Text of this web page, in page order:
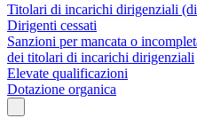
Titolari di incarichi dirigenziali
Dirigenti cessati
Sanzioni per mancata o
dei titolari di incarichi dirigenziali
Elevate qualificazioni
Dotazione organica